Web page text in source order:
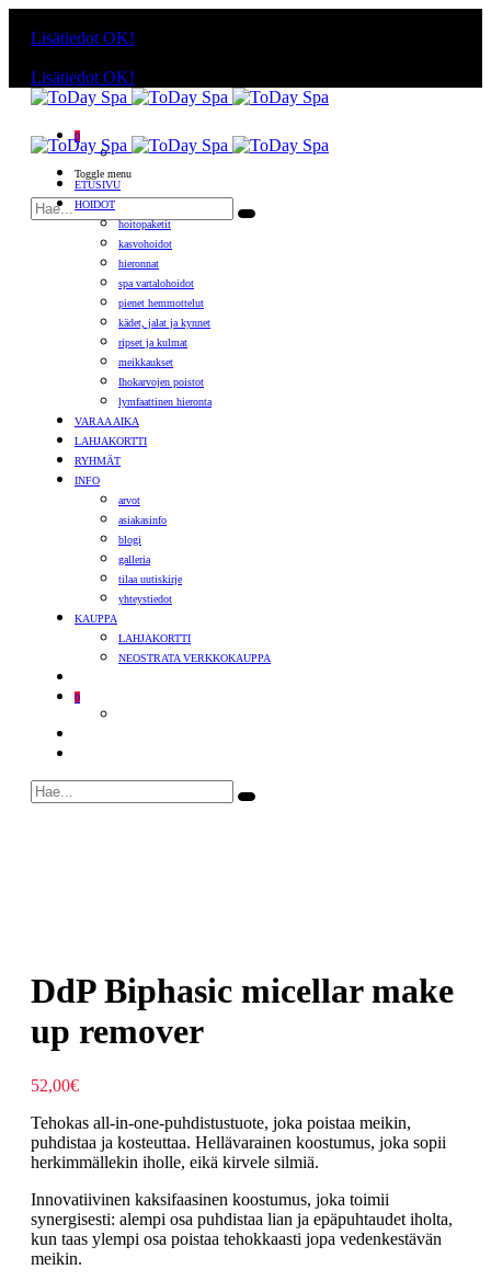
Lisätiedot OK!
Lisätiedot OK!
0
Toggle menu
ETUSIVU
HOIDOT
hoitopaketit
kasvohoidot
hieronnat
spa vartalohoidot
pienet hemmottelut
kädet, jalat ja kynnet
ripset ja kulmat
meikkaukset
Ihokarvojen poistot
lymfaattinen hieronta
VARAA AIKA
LAHJAKORTTI
RYHMÄT
INFO
arvot
asiakasinfo
blogi
galleria
tilaa uutiskirje
yhteystiedot
KAUPPA
LAHJAKORTTI
NEOSTRATA VERKKOKAUPPA
0
DdP Biphasic micellar make
up remover
52,00€
Tehokas all-in-one-puhdistustuote, joka poistaa meikin,
puhdistaa ja kosteuttaa. Hellävarainen koostumus, joka sopii
herkimmällekin iholle, eikä kirvele silmiä.
Innovatiivinen kaksifaasinen koostumus, joka toimii
synergisesti: alempi osa puhdistaa lian ja epäpuhtaudet iholta,
kun taas ylempi osa poistaa tehokkaasti jopa vedenkestävän
meikin.